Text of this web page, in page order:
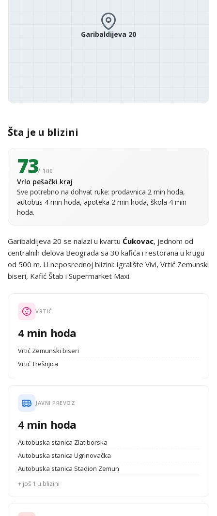
Garibaldijeva 20
Šta je u blizini
73/ 100
Vrlo pešački kraj
Sve potrebno na dohvat ruke: prodavnica 2 min hoda,
autobus 4 min hoda, apoteka 2 min hoda, škola 4 min
hoda.
Garibaldijeva 20 se nalazi u kvartu Ćukovac, jednom od
centralnih delova Beograda sa 30 kafića i restorana u krugu
od 500 m. U neposrednoj blizini: Igralište Vivi, Vrtić Zemunski
biseri, Kafić Štab i Supermarket Maxi.
VRTIĆ
4 min hoda
Vrtić Zemunski biseri
Vrtić Trešnjica
JAVNI PREVOZ
4 min hoda
Autobuska stanica Zlatiborska
Autobuska stanica Ugrinovačka
Autobuska stanica Stadion Zemun
+ još 1 u blizini